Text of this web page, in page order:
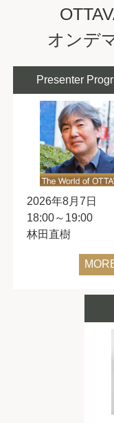
オンデ
Presenter
2026年8月7日
18:00～19:00
林田直樹